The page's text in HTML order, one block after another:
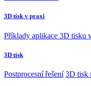
3D tisk v praxi
Příklady aplikace 3D tisku
3D tisk
Postprocesní řešení 3D tisk